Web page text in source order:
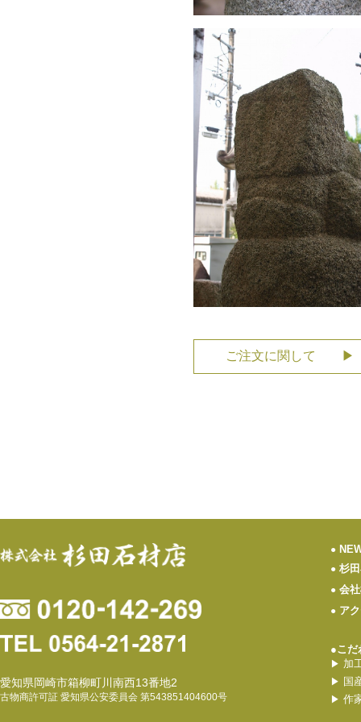
ご注文に関して ▶
愛知県岡崎市箱柳町川南西13番地2
古物商許可証 愛知県公安委員会 第543851404600号
●
● 杉
● 会
● ア
●こだ
▶ 加
▶ 国
▶ 作